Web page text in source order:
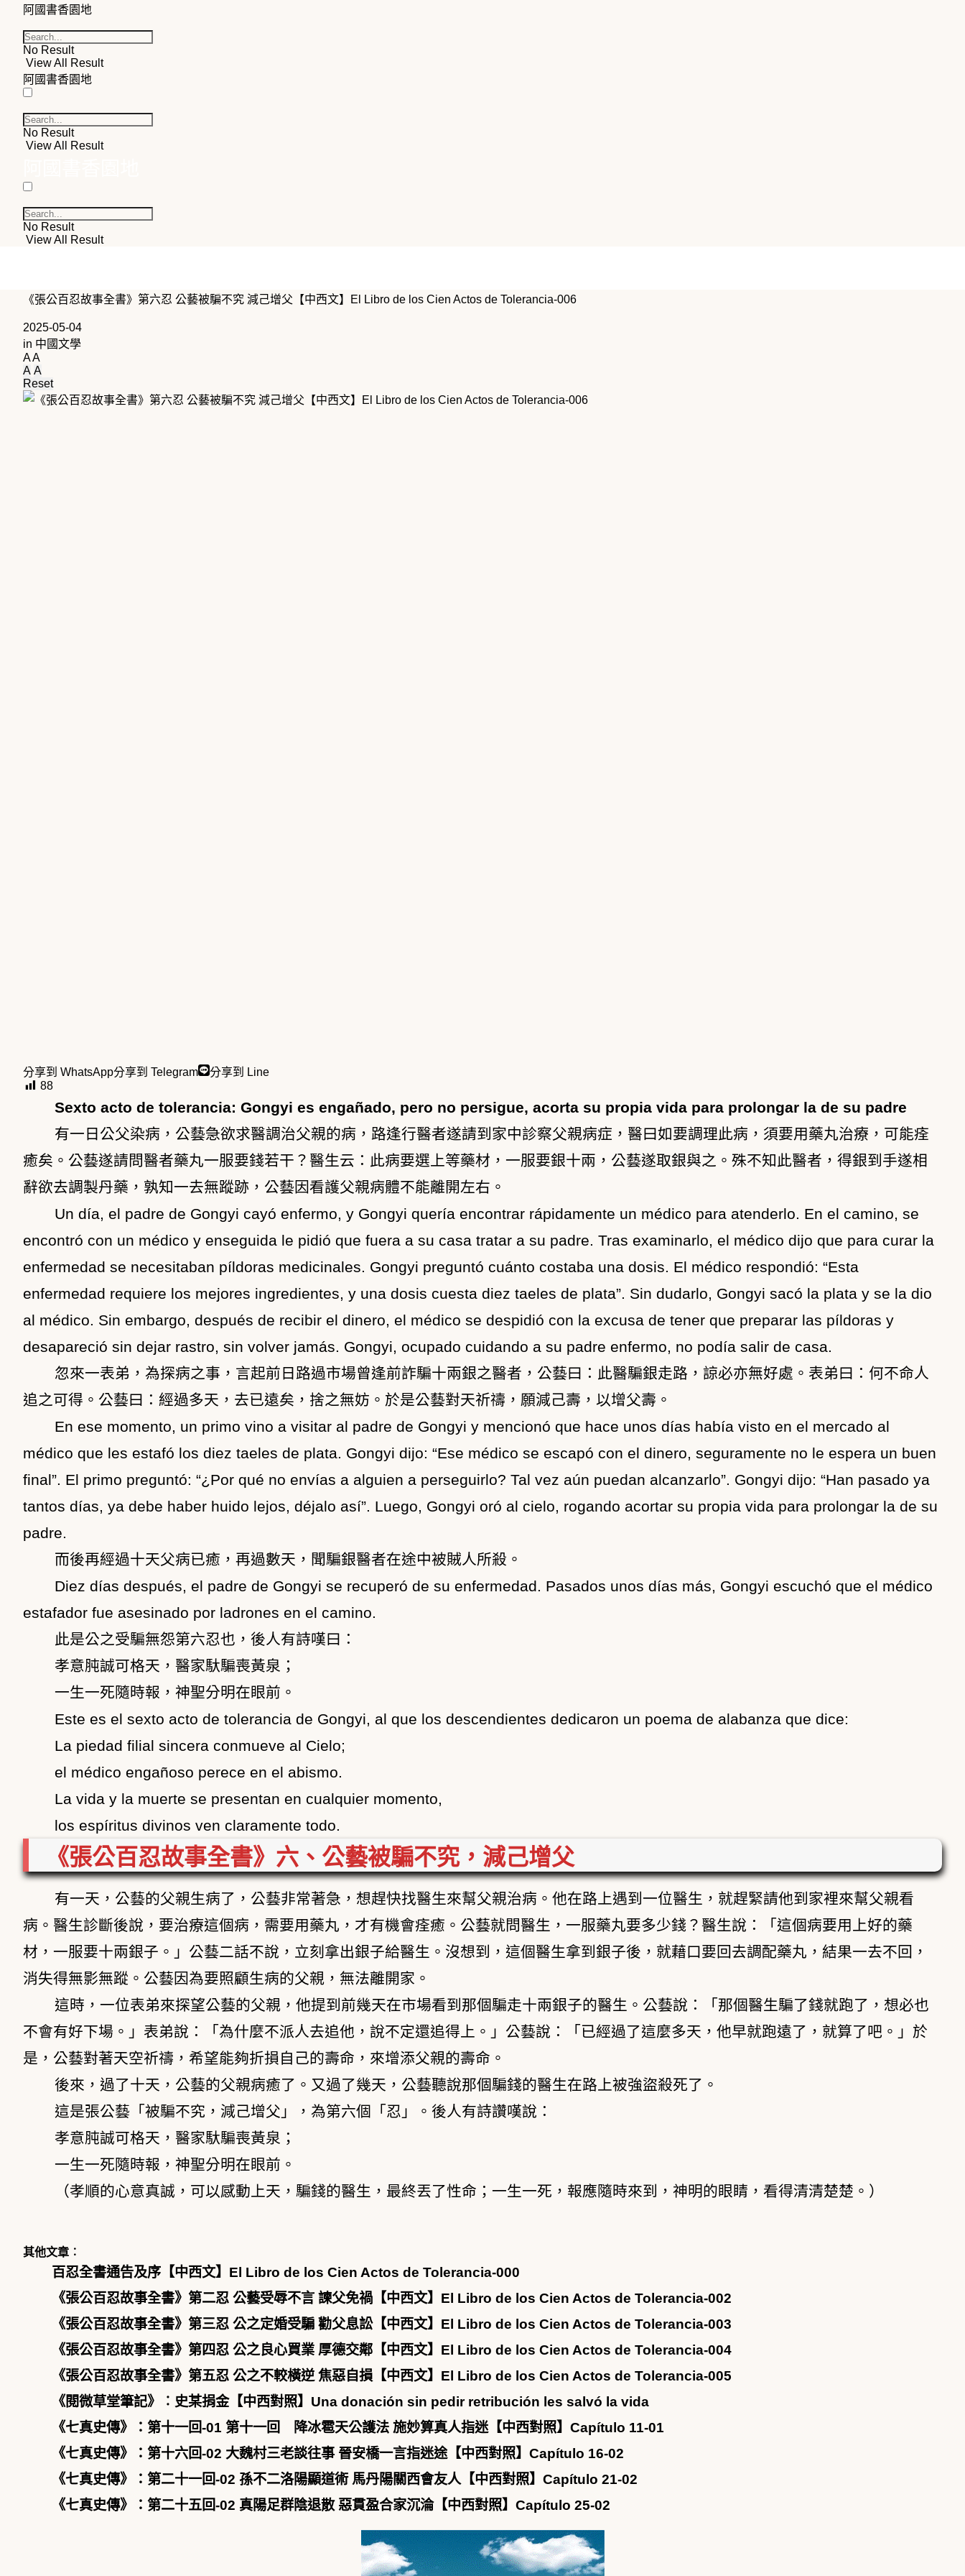
阿國書香園地
No Result
View All Result
阿國書香園地
No Result
View All Result
No Result
View All Result
《張公百忍故事全書》第六忍 公藝被騙不究 減己增父【中西文】El Libro de los Cien Actos de Tolerancia-006
2025-05-04
in 中國文學
AA
A A
Reset
分享到 WhatsApp分享到 Telegram
分享到 Line
88
Sexto acto de tolerancia: Gongyi es engañado, pero no persigue, acorta su propia vida para prolongar la de su padre
有一日公父染病，公藝急欲求醫調治父親的病，路逢行醫者遂請到家中診察父親病症，醫曰如要調理此病，須要用藥丸治療，可能痊
癒矣。公藝遂請問醫者藥丸一服要錢若干？醫生云：此病要選上等藥材，一服要銀十兩，公藝遂取銀與之。殊不知此醫者，得銀到手遂相
辭欲去調製丹藥，孰知一去無蹤跡，公藝因看護父親病體不能離開左右。
Un día, el padre de Gongyi cayó enfermo, y Gongyi quería encontrar rápidamente un médico para atenderlo. En el camino, se
encontró con un médico y enseguida le pidió que fuera a su casa tratar a su padre. Tras examinarlo, el médico dijo que para curar la
enfermedad se necesitaban píldoras medicinales. Gongyi preguntó cuánto costaba una dosis. El médico respondió: “Esta
enfermedad requiere los mejores ingredientes, y una dosis cuesta diez taeles de plata”. Sin dudarlo, Gongyi sacó la plata y se la dio
al médico. Sin embargo, después de recibir el dinero, el médico se despidió con la excusa de tener que preparar las píldoras y
desapareció sin dejar rastro, sin volver jamás. Gongyi, ocupado cuidando a su padre enfermo, no podía salir de casa.
忽來一表弟，為探病之事，言起前日路過市場曾逢前詐騙十兩銀之醫者，公藝曰：此醫騙銀走路，諒必亦無好處。表弟曰：何不命人
追之可得。公藝曰：經過多天，去已遠矣，捨之無妨。於是公藝對天祈禱，願減己壽，以增父壽。
En ese momento, un primo vino a visitar al padre de Gongyi y mencionó que hace unos días había visto en el mercado al
médico que les estafó los diez taeles de plata. Gongyi dijo: “Ese médico se escapó con el dinero, seguramente no le espera un buen
final”. El primo preguntó: “¿Por qué no envías a alguien a perseguirlo? Tal vez aún puedan alcanzarlo”. Gongyi dijo: “Han pasado ya
tantos días, ya debe haber huido lejos, déjalo así”. Luego, Gongyi oró al cielo, rogando acortar su propia vida para prolongar la de su
padre.
而後再經過十天父病已癒，再過數天，聞騙銀醫者在途中被賊人所殺。
Diez días después, el padre de Gongyi se recuperó de su enfermedad. Pasados unos días más, Gongyi escuchó que el médico
estafador fue asesinado por ladrones en el camino.
此是公之受騙無怨第六忍也，後人有詩嘆曰：
孝意肫誠可格天，醫家馱騙喪黃泉；
一生一死隨時報，神聖分明在眼前。
Este es el sexto acto de tolerancia de Gongyi, al que los descendientes dedicaron un poema de alabanza que dice:
La piedad filial sincera conmueve al Cielo;
el médico engañoso perece en el abismo.
La vida y la muerte se presentan en cualquier momento,
los espíritus divinos ven claramente todo.
《張公百忍故事全書》六、公藝被騙不究，減己增父
有一天，公藝的父親生病了，公藝非常著急，想趕快找醫生來幫父親治病。他在路上遇到一位醫生，就趕緊請他到家裡來幫父親看
病。醫生診斷後說，要治療這個病，需要用藥丸，才有機會痊癒。公藝就問醫生，一服藥丸要多少錢？醫生說：「這個病要用上好的藥
材，一服要十兩銀子。」公藝二話不說，立刻拿出銀子給醫生。沒想到，這個醫生拿到銀子後，就藉口要回去調配藥丸，結果一去不回，
消失得無影無蹤。公藝因為要照顧生病的父親，無法離開家。
這時，一位表弟來探望公藝的父親，他提到前幾天在市場看到那個騙走十兩銀子的醫生。公藝說：「那個醫生騙了錢就跑了，想必也
不會有好下場。」表弟說：「為什麼不派人去追他，說不定還追得上。」公藝說：「已經過了這麼多天，他早就跑遠了，就算了吧。」於
是，公藝對著天空祈禱，希望能夠折損自己的壽命，來增添父親的壽命。
後來，過了十天，公藝的父親病癒了。又過了幾天，公藝聽說那個騙錢的醫生在路上被強盜殺死了。
這是張公藝「被騙不究，減己增父」，為第六個「忍」。後人有詩讚嘆說：
孝意肫誠可格天，醫家馱騙喪黃泉；
一生一死隨時報，神聖分明在眼前。
（孝順的心意真誠，可以感動上天，騙錢的醫生，最終丟了性命；一生一死，報應隨時來到，神明的眼睛，看得清清楚楚。）
其他文章︰
百忍全書通告及序【中西文】El Libro de los Cien Actos de Tolerancia-000
《張公百忍故事全書》第二忍 公藝受辱不言 諫父免禍【中西文】El Libro de los Cien Actos de Tolerancia-002
《張公百忍故事全書》第三忍 公之定婚受騙 勸父息訟【中西文】El Libro de los Cien Actos de Tolerancia-003
《張公百忍故事全書》第四忍 公之良心買業 厚德交鄰【中西文】El Libro de los Cien Actos de Tolerancia-004
《張公百忍故事全書》第五忍 公之不較橫逆 焦惡自損【中西文】El Libro de los Cien Actos de Tolerancia-005
《閱微草堂筆記》︰史某捐金【中西對照】Una donación sin pedir retribución les salvó la vida
《七真史傳》：第十一回-01 第十一回 降冰雹天公護法 施妙算真人指迷【中西對照】Capítulo 11-01
《七真史傳》：第十六回-02 大魏村三老談往事 晉安橋一言指迷途【中西對照】Capítulo 16-02
《七真史傳》：第二十一回-02 孫不二洛陽顯道術 馬丹陽關西會友人【中西對照】Capítulo 21-02
《七真史傳》：第二十五回-02 真陽足群陰退散 惡貫盈合家沉淪【中西對照】Capítulo 25-02